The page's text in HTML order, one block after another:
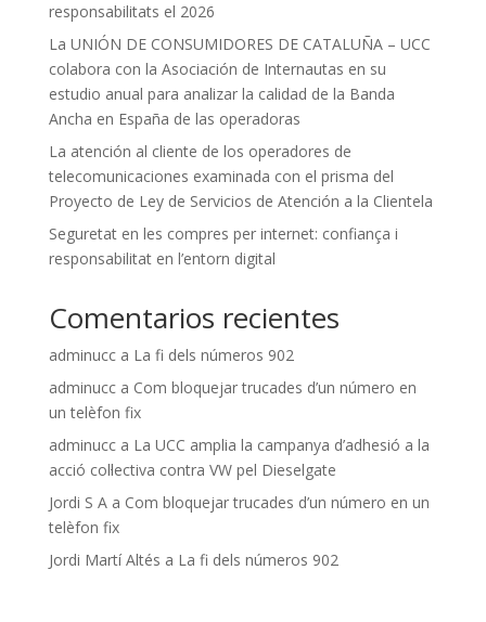
responsabilitats el 2026
La UNIÓN DE CONSUMIDORES DE CATALUÑA – UCC
colabora con la Asociación de Internautas en su
estudio anual para analizar la calidad de la Banda
Ancha en España de las operadoras
La atención al cliente de los operadores de
telecomunicaciones examinada con el prisma del
Proyecto de Ley de Servicios de Atención a la Clientela
Seguretat en les compres per internet: confiança i
responsabilitat en l’entorn digital
Comentarios recientes
adminucca La fi dels números 902
adminucca Com bloquejar trucades d’un número en
un telèfon fix
adminucca La UCC amplia la campanya d’adhesió a la
acció col·lectiva contra VW pel Dieselgate
Jordi S Aa Com bloquejar trucades d’un número en un
telèfon fix
Jordi Martí Altés a La fi dels números 902